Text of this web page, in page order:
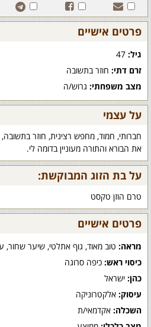
פרטים אישיים
גיל:
זרם דתי: חוזר בתשובה
מצב משפחתי: גרוש/ה
על עצמי
חברותי, חמוד, מחפש רצינית, חוזר
את הבורא והתורה מעוניין בדומה לי.
על בת הזוג המבוקשת:
טרם הוזן טקסט
פרטים אישיים
מראה: טוב מאוד, גוף אתלטי, שיער שחור,
כיסוי ראש: כיפה סרוגה
כהן: ישראל
עיסוק: אלקטרוניקה
השכלה: אקדמאי/ת